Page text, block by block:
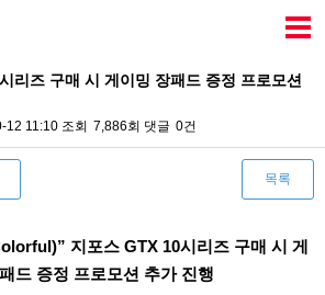
리즈 구매 시 게이밍 장패드 증정 프로모션
12 11:10 조회 7,886회 댓글 0건
목록
지포스 GTX 10시리즈 구매 시 게
드 증정 프로모션 추가 진행